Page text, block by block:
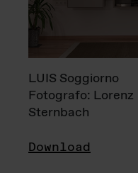
LUIS Soggiorno
Fotografo: Lorenz
Sternbach
Download